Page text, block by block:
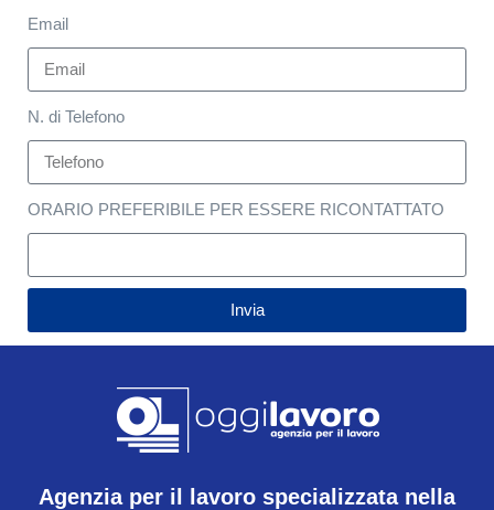
Email
N. di Telefono
ORARIO PREFERIBILE PER ESSERE RICONTATTATO
Invia
Agenzia per il lavoro specializzata nella